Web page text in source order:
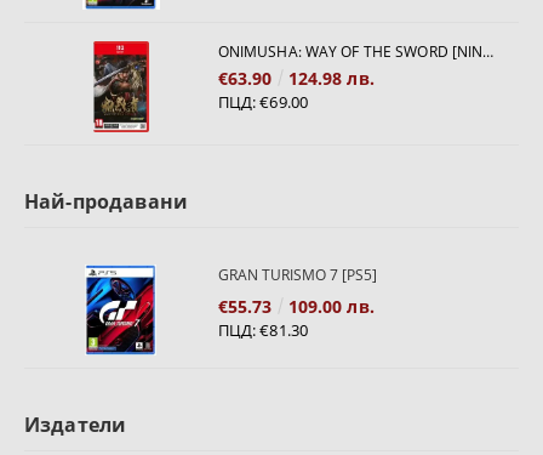
ONIMUSHA: WAY OF THE SWORD [NINTENDO SWITCH 2]
€63.90 124.98 лв.
ПЦД:€69.00
Най-продавани
GRAN TURISMO 7 [PS5]
€55.73 109.00 лв.
ПЦД:€81.30
Издатели